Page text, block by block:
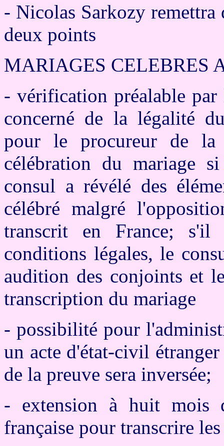
- Nicolas Sarkozy remettra
deux points
MARIAGES CELEBRES
- vérification préalable par
concerné de la légalité
pour le procureur de la
célébration du mariage
consul a révélé des
célébré malgré
transcrit en France; s'il
conditions légales, le
audition des conjoints et
transcription du mariage
- possibilité pour
un acte d'état-civil
de la preuve sera inversée;
- extension à huit mois
française pour transcrire